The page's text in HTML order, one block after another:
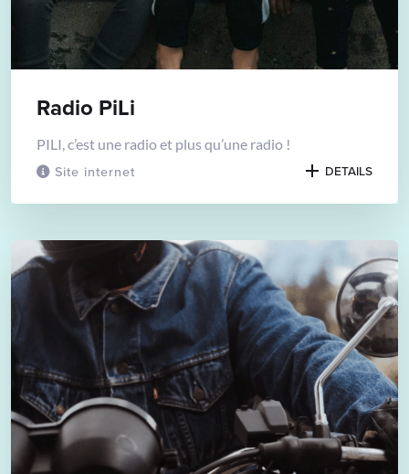
Site internet
Radio PiLi
PILI, c’est une radio et plus qu’une radio !
DETAILS